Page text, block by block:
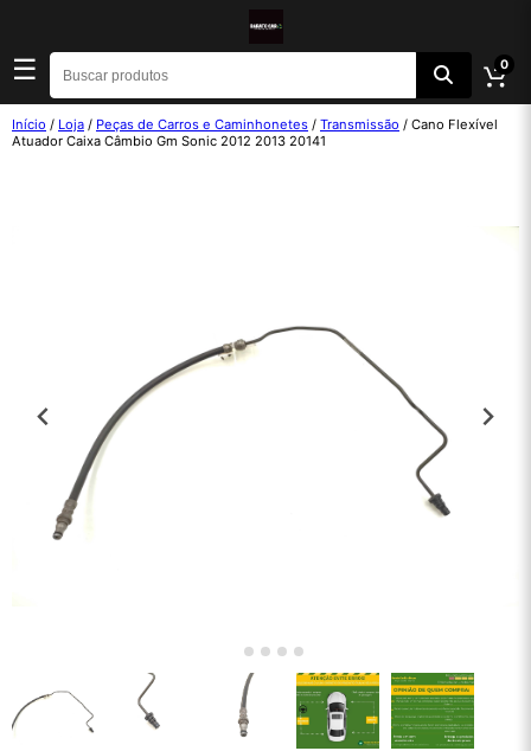
☰ 0
Início / Loja / Peças de Carros e Caminhonetes / Transmissão / Cano Flexível
Atuador Caixa Câmbio Gm Sonic 2012 2013 20141